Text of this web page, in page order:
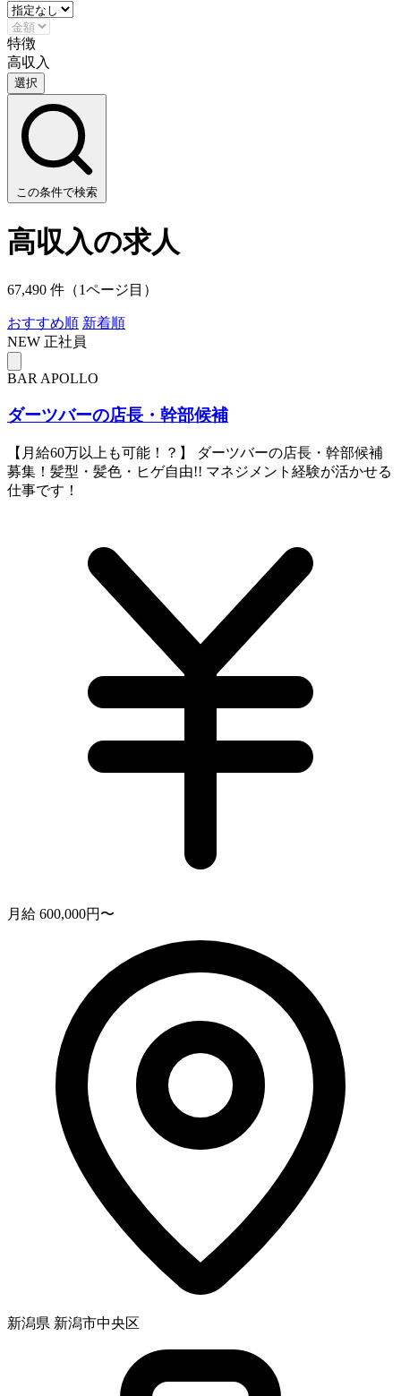
特徴
高収入
選択
この条件で検索
高収入の求人
67,490 件（1ページ目）
おすすめ順 新着順
NEW 正社員
BAR APOLLO
ダーツバーの店長・幹部候補
【月給60万以上も可能！？】 ダーツバーの店長・幹部候補
募集！髪型・髪色・ヒゲ自由!! マネジメント経験が活かせる
仕事です！
月給 600,000円〜
新潟県 新潟市中央区